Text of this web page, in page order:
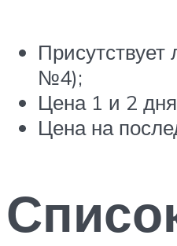
№4);
Цена 1 и 2
Цена на